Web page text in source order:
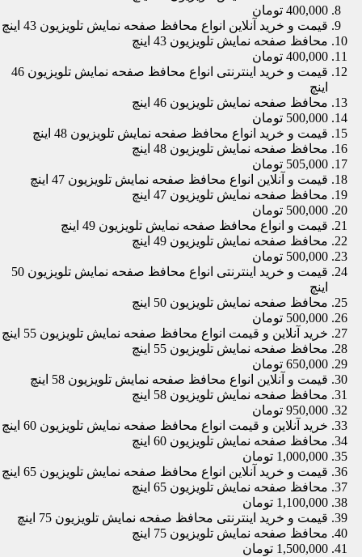
400,000 تومان
قیمت و خرید آنلاین انواع محافظ صفحه نمایش تلویزیون 43 اینچ
محافظ صفحه نمایش تلویزیون 43 اینچ
400,000 تومان
قیمت و خرید اینترنتی انواع محافظ صفحه نمایش تلویزیون 46
اینچ
محافظ صفحه نمایش تلویزیون 46 اینچ
500,000 تومان
قیمت و خرید انواع محافظ صفحه نمایش تلویزیون 48 اینچ
محافظ صفحه نمایش تلویزیون 48 اینچ
505,000 تومان
قیمت و آنلاین انواع محافظ صفحه نمایش تلویزیون 47 اینچ
محافظ صفحه نمایش تلویزیون 47 اینچ
500,000 تومان
قیمت و انواع محافظ صفحه نمایش تلویزیون 49 اینچ
محافظ صفحه نمایش تلویزیون 49 اینچ
500,000 تومان
قیمت و خرید اینترنتی انواع محافظ صفحه نمایش تلویزیون 50
اینچ
محافظ صفحه نمایش تلویزیون 50 اینچ
500,000 تومان
خرید آنلاین و قیمت انواع محافظ صفحه نمایش تلویزیون 55 اینچ
محافظ صفحه نمایش تلویزیون 55 اینچ
650,000 تومان
قیمت و آنلاین انواع محافظ صفحه نمایش تلویزیون 58 اینچ
محافظ صفحه نمایش تلویزیون 58 اینچ
950,000 تومان
خرید آنلاین و قیمت انواع محافظ صفحه نمایش تلویزیون 60 اینچ
محافظ صفحه نمایش تلویزیون 60 اینچ
1,000,000 تومان
قیمت و خرید آنلاین انواع محافظ صفحه نمایش تلویزیون 65 اینچ
محافظ صفحه نمایش تلویزیون 65 اینچ
1,100,000 تومان
قیمت و خرید اینترنتی محافظ صفحه نمایش تلویزیون 75 اینچ
محافظ صفحه نمایش تلویزیون 75 اینچ
1,500,000 تومان